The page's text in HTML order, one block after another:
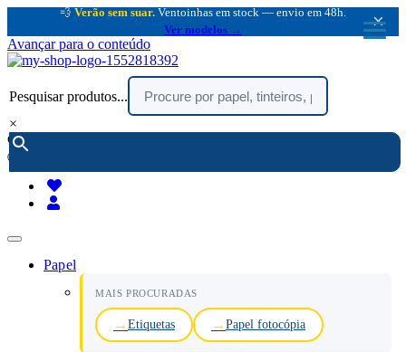
💨 Verão sem suar. Ventoinhas em stock — envio em 48h.
Ver modelos →
×
Avançar para o conteúdo
Pesquisar produtos...
×
encomendar por telefone :
(chamada rede fixa nacional)
Papel
MAIS PROCURADAS
Etiquetas Papel fotocópia